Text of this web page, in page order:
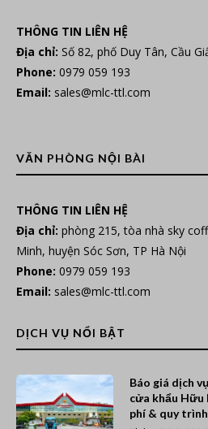
THÔNG TIN LIÊN HỆ
Địa chỉ: Số 82, phố Duy Tân, Cầu
Phone: 0979 059 193
Email: sales@mlc-ttl.com
VĂN PHÒNG NỘI BÀI
THÔNG TIN LIÊN HỆ
Địa chỉ: phòng 215, tòa nhà sky
Minh, huyện Sóc Sơn, TP Hà Nội
Phone: 0979 059 193
Email: sales@mlc-ttl.com
DỊCH VỤ NỔI BẬT
Báo giá dịch
cửa khẩu Hữu
phí & quy